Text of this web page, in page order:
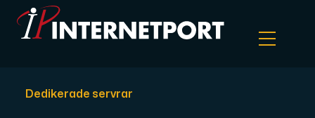
Dedikerade servrar